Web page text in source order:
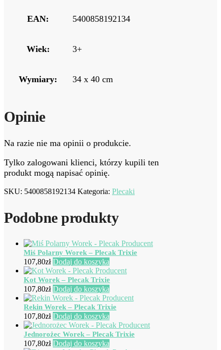
EAN: 5400858192134
Wiek: 3+
Wymiary: 34 x 40 cm
Opinie
Na razie nie ma opinii o produkcie.
Tylko zalogowani klienci, którzy kupili ten
produkt mogą napisać opinię.
SKU: 5400858192134 Kategoria: Plecaki
Podobne produkty
Miś Polarny Worek – Plecak Trixie
107,80zł Dodaj do koszyka
Kot Worek – Plecak Trixie
107,80zł Dodaj do koszyka
Rekin Worek – Plecak Trixie
107,80zł Dodaj do koszyka
Jednorożec Worek – Plecak Trixie
107,80zł Dodaj do koszyka